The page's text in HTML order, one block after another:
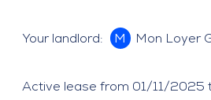
Types d’unités : Studios à 5
salles de bain
Prix : à partir de 1 750 $
Active lease from 01/11/2025
Your landlord: M Mon Loyer